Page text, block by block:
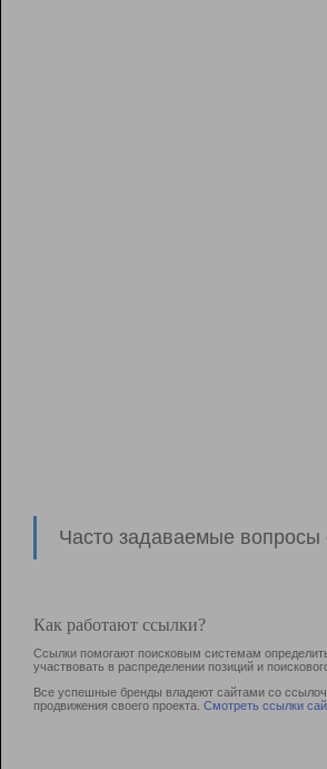
Часто задаваемые вопросы
Как работают ссылки?
Ссылки помогают поисковым системам
участвовать в раcпределении позиций и
Все успешные бренды владеют сайтами со
продвижения своего проекта. Смотреть ссылки